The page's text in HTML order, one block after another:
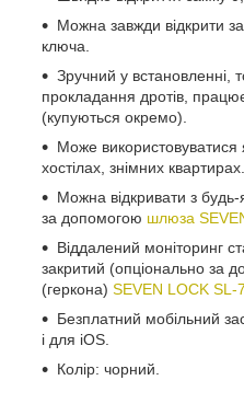
Можна завжди відкрити
ключа.
Зручний у встановленні,
прокладання дротів,
(купуються окремо).
Може використовуватися
хостілах, знімних квартирах.
Можна відкривати з будь-
за допомогою шлюза
Віддалений моніторинг
закритий (опціонально за
(геркона) SEVEN LOCK SL-
Безплатний мобільний
і для iOS.
Колір: чорний.